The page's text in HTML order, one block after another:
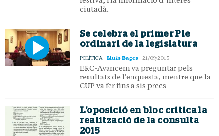
ciutadà.
Se celebra el primer Ple
ordinari de la legislatura
POLÍTICA Lluís Bages 21/09/2015
ERC-Avancem va preguntar pels
resultats de l'enquesta, mentre que la
CUP va fer fins a sis precs
L'oposició en bloc critica la
realització de la consulta
2015